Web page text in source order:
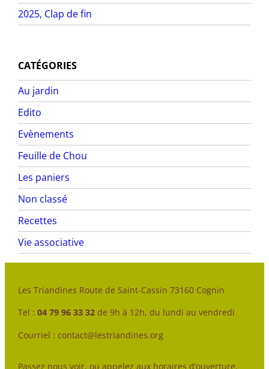
2025, Clap de fin
CATÉGORIES
Au jardin
Edito
Evènements
Feuille de Chou
Les paniers
Non classé
Recettes
Vie associative
Les Triandines Route de Saint-Cassin 73160 Cognin
Tel :04 79 96 33 32 de 9h à 12h, du lundi au vendredi
Courriel : contact@lestriandines.org
Passez nous voir, ou appelez aux horaires d’ouverture,